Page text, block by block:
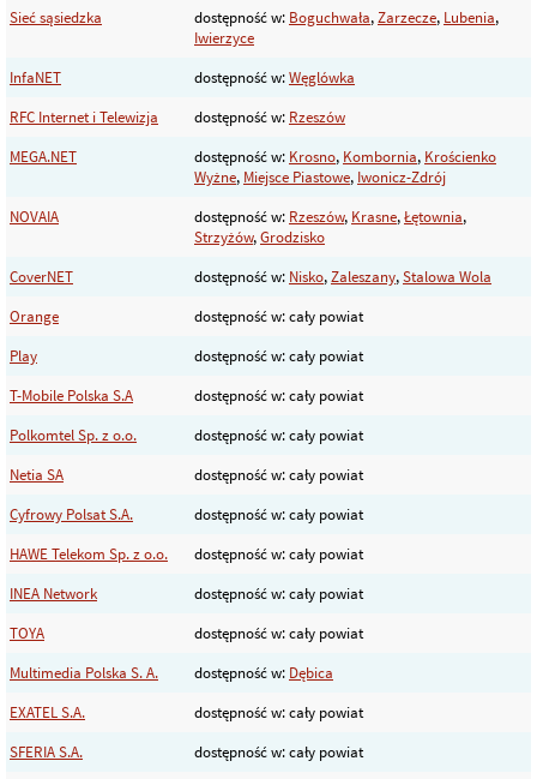
Sieć sąsiedzka
dostępność w: Boguchwała,Zarzecze, Lubenia,
Iwierzyce
InfaNET
dostępność w:Węglówka
RFC Internet i Telewizja
dostępność w: Rzeszów
MEGA.NET
dostępność w: Krosno, Kombornia, Krościenko
Wyżne, Miejsce Piastowe, Iwonicz-Zdrój
NOVAIA
dostępność w: Rzeszów, Krasne,Łętownia,
Strzyżów,Grodzisko
CoverNET
dostępność w: Nisko,Zaleszany,Stalowa Wola
Orange
dostępność w: cały powiat
Play
dostępność w: cały powiat
T-Mobile Polska S.A
dostępność w: cały powiat
Polkomtel Sp. z o.o.
dostępność w: cały powiat
Netia SA
dostępność w: cały powiat
Cyfrowy Polsat S.A.
dostępność w: cały powiat
HAWE Telekom Sp. z o.o.
dostępność w: cały powiat
INEA Network
dostępność w: cały powiat
TOYA
dostępność w: cały powiat
Multimedia Polska S. A.
dostępność w: Dębica
EXATEL S.A.
dostępność w: cały powiat
SFERIA S.A.
dostępność w: cały powiat